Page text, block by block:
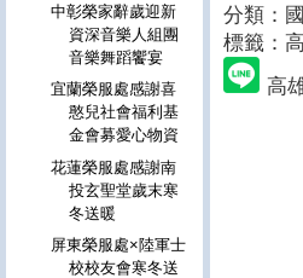
分類：
標籤：
高
中彰榮家辭歲迎新
資深音樂人組團
音樂舞蹈饗宴
宜蘭榮服處感謝喜
憨兒社會福利基
金會募愛心物資
花蓮榮服處感謝南
投玄聖堂歲末寒
冬送暖
屏東榮服處×陸軍士
校校友會寒冬送